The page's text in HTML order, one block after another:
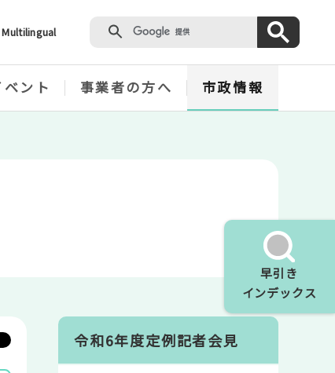
Multilingual
早引き
インデックス
ント 事業者の方へ 市政情報
令和6年度定例記者会見